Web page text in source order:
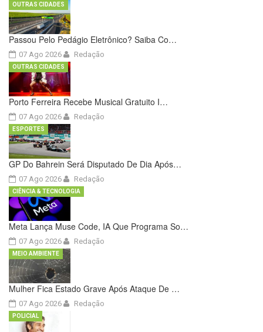
Passou Pelo Pedágio Eletrônico? Saiba Co…
07 Ago 2026
OUTRAS CIDADES
Redação
Porto Ferreira Recebe Musical Gratuito I…
07 Ago 2026
OUTRAS CIDADES
Redação
GP Do Bahrein Será Disputado De Dia Após…
07 Ago 2026
ESPORTES
Redação
Meta Lança Muse Code, IA Que Programa So…
07 Ago 2026
CIÊNCIA & TECNOLOGIA
Redação
Mulher Fica Estado Grave Após Ataque De …
07 Ago 2026
MEIO AMBIENTE
Redação
POLICIAL